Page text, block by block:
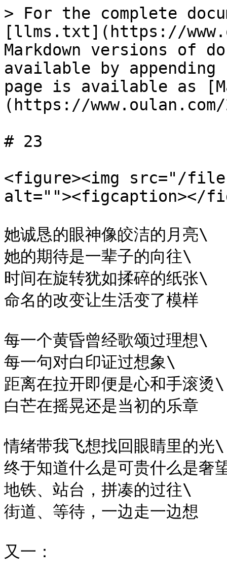
> For the complete
[llms.txt](https://
Markdown versions of
available by
page is available as
(https://
# 23
<figure><img src="/files/
alt=""><figcaption></
她诚恳的眼神像皎洁的月亮\
她的期待是一辈子的向往\
时间在旋转犹如揉碎的纸张\
命名的改变让生活变了模样
每一个黄昏曾经歌颂过理想\
每一句对白印证过想象\
距离在拉开即便是心和手滚烫\
白芒在摇晃还是当初的乐章
情绪带我飞想找回眼睛里的光\
终于知道什么是可贵什么是奢
地铁、站台，拼凑的过往\
街道、等待，一边走一边想
又一：